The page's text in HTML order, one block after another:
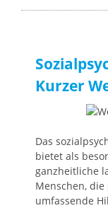
Kurzer
Das
bietet als
ganzheitliche
Menschen,
umfassende